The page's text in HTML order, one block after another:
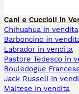
Cani e Cuccioli in
Chihuahua in vendita
Barboncino in
Labrador in vendita
Pastore Tedesco in
Bouledogue
Jack Russell in
Maltese in vendita